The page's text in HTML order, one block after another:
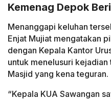
Kemenag Depok
Menanggapi keluhan
Enjat Mujiat mengatakan
dengan Kepala Kantor
untuk menelusuri
Masjid yang kena teguran.
“Kepala KUA Sawangan